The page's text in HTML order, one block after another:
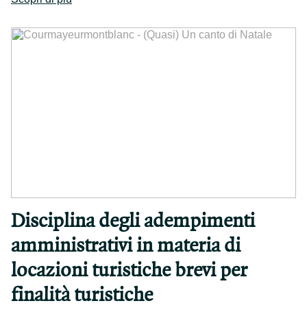
Disciplina degli adempimenti
amministrativi in materia di
locazioni turistiche brevi per
finalità turistiche